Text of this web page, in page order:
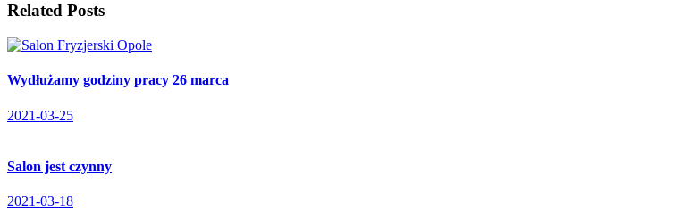
Related Posts
Wydłużamy godziny pracy 26 marca
2021-03-25
Salon jest czynny
2021-03-18